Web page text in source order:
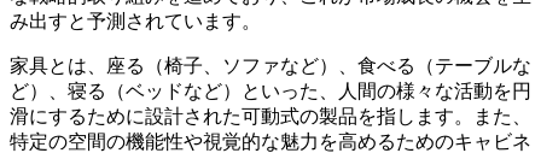
み出すと予測されています。
家具とは、座る（椅子、ソファなど）、食べる（テーブルな
ど）、寝る（ベッドなど）といった、人間の様々な活動を円
滑にするために設計された可動式の製品を指します。また、
特定の空間の機能性や視覚的な魅力を高めるためのキャビネ